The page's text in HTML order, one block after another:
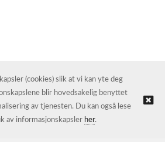
(cookies) slik at vi kan yte deg
blir hovedsakelig benyttet
av tjenesten. Du kan også lese
av informasjonskapsler her.